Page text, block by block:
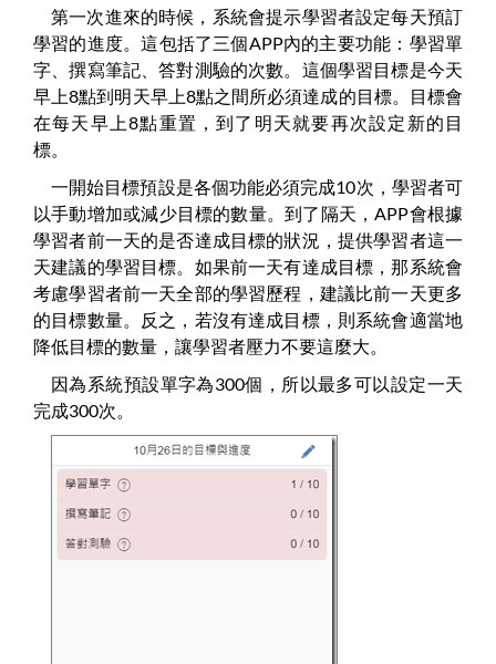
第一次進來的時候，系統會提示學習者設定每天預訂
學習的進度。這包括了三個APP內的主要功能：學習單
字、撰寫筆記、答對測驗的次數。這個學習目標是今天
早上8點到明天早上8點之間所必須達成的目標。目標會
在每天早上8點重置，到了明天就要再次設定新的目
標。
一開始目標預設是各個功能必須完成10次，學習者可
以手動增加或減少目標的數量。到了隔天，APP會根據
學習者前一天的是否達成目標的狀況，提供學習者這一
天建議的學習目標。如果前一天有達成目標，那系統會
考慮學習者前一天全部的學習歷程，建議比前一天更多
的目標數量。反之，若沒有達成目標，則系統會適當地
降低目標的數量，讓學習者壓力不要這麼大。
因為系統預設單字為300個，所以最多可以設定一天
完成300次。